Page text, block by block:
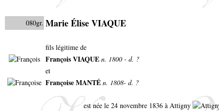
080gr. Marie Élise VIAQUE
fils légitime de
François VIAQUE n. 1800 - d. ?
et
Françoise MANTÉ n. 1808- d. ?
est née le 24 novembre 1836 à Attigny